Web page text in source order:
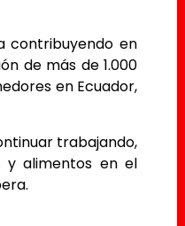
contribuyendo en
de más de 1.000
en Ecuador,
trabajando,
y alimentos en el